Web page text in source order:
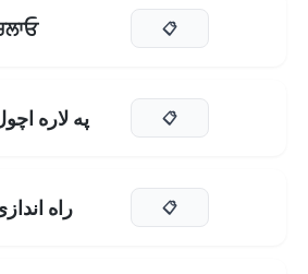
📋
په لاره 📋
راه 📋